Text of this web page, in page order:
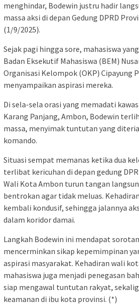
menghindar, Bodewin justru hadir
massa aksi di depan Gedung DPRD
(1/9/2025).
Sejak pagi hingga sore, mahasiswa
Badan Eksekutif Mahasiswa (BEM)
Organisasi Kelompok (OKP) Cipayung
menyampaikan aspirasi mereka.
Di sela-sela orasi yang memadati
Karang Panjang, Ambon, Bodewin
massa, menyimak tuntutan yang
komando.
Situasi sempat memanas ketika dua
terlibat kericuhan di depan gedung
Wali Kota Ambon turun tangan
bentrokan agar tidak meluas.
kembali kondusif, sehingga jalannya
dalam koridor damai.
Langkah Bodewin ini mendapat
mencerminkan sikap kepemimpinan
aspirasi masyarakat. Kehadiran wali
mahasiswa juga menjadi penegasan
siap mengawal tuntutan rakyat,
keamanan di ibu kota provinsi. (*)